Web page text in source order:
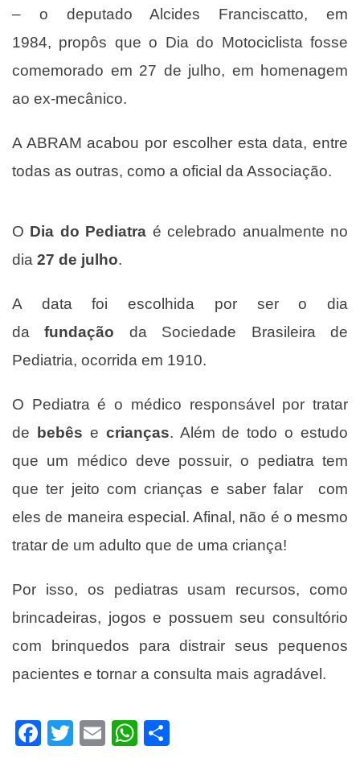
– o deputado Alcides Franciscatto, em
1984, propôs que o Dia do Motociclista fosse
comemorado em 27 de julho, em homenagem
ao ex-mecânico.
A ABRAM acabou por escolher esta data, entre
todas as outras, como a oficial da Associação.
O Dia do Pediatra é celebrado anualmente no
dia 27 de julho.
A data foi escolhida por ser o dia
dafundação da Sociedade Brasileira de
Pediatria, ocorrida em 1910.
O Pediatra é o médico responsável por tratar
de
bebês e crianças. Além de todo o estudo
que um médico deve possuir, o pediatra tem
que ter jeito com crianças e saber falar com
eles de maneira especial. Afinal, não é o mesmo
tratar de um adulto que de uma criança!
Por isso, os pediatras usam recursos, como
brincadeiras, jogos e possuem seu consultório
com brinquedos para distrair seus pequenos
pacientes e tornar a consulta mais agradável.
Facebook
Twitter
EmailWhatsApp